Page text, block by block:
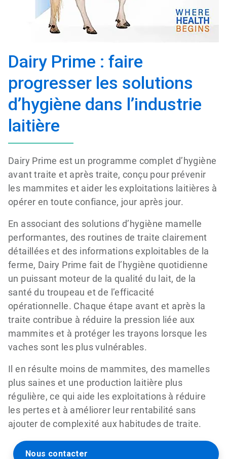
Dairy Prime : faire
progresser les solutions
d’hygiène dans l’industrie
laitière
Dairy Prime est un programme complet d’hygiène
avant traite et après traite, conçu pour prévenir
les mammites et aider les exploitations laitières à
opérer en toute confiance, jour après jour.
En associant des solutions d’hygiène mamelle
performantes, des routines de traite clairement
détaillées et des informations exploitables de la
ferme, Dairy Prime fait de l’hygiène quotidienne
un puissant moteur de la qualité du lait, de la
santé du troupeau et de l’efficacité
opérationnelle. Chaque étape avant et après la
traite contribue à réduire la pression liée aux
mammites et à protéger les trayons lorsque les
vaches sont les plus vulnérables.
Il en résulte moins de mammites, des mamelles
plus saines et une production laitière plus
régulière, ce qui aide les exploitations à réduire
les pertes et à améliorer leur rentabilité sans
ajouter de complexité aux habitudes de traite.
Nous contacter